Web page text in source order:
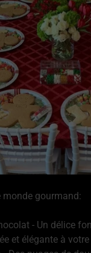
monde gourmand:
- Un délice
et élégante à